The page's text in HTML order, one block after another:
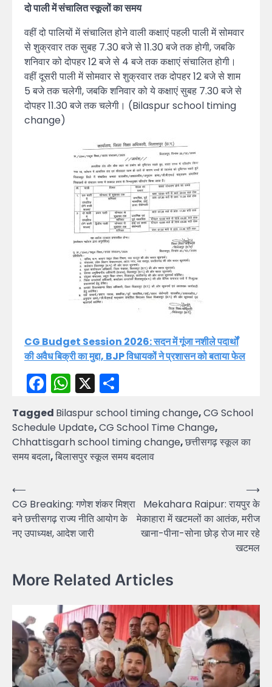
दो पाली में संचालित स्कूलों का समय
वहीं दो पालियों में संचालित होने वाली कक्षाएं पहली पाली में सोमवार
से शुक्रवार तक सुबह 7.30 बजे से 11.30 बजे तक होगी, जबकि
शनिवार को दोपहर 12 बजे से 4 बजे तक कक्षाएं संचालित होगी।
वहीं दूसरी पाली में सोमवार से शुक्रवार तक दोपहर 12 बजे से शाम
5 बजे तक चलेगी, जबकि शनिवार को ये कक्षाएं सुबह 7.30 बजे से
दोपहर 11.30 बजे तक चलेगी। (Bilaspur school timing
change)
CG Budget Session 2026: सदन में गूंजा नशीले पदार्थों
की अवैध बिक्री का मुद्दा, BJP विधायकों ने प्रशासन को बताया फेल
Facebook
WhatsApp
X
Tagged Bilaspur school timing change,CG School
Schedule Update,CG School Time Change,
Chhattisgarh school timing change,छत्तीसगढ़ स्कूल का
समय बदला,बिलासपुर स्कूल समय बदलाव
Post
navigation
⟵
CG Breaking: गणेश शंकर मिश्रा
बने छत्तीसगढ़ राज्य नीति आयोग के
नए उपाध्यक्ष, आदेश जारी
Mekahara Raipur: रायपुर के
मेकाहारा में खटमलों का आतंक, मरीज
खाना-पीना-सोना छोड़ रोज मार रहे
खटमल
⟶
More Related Articles